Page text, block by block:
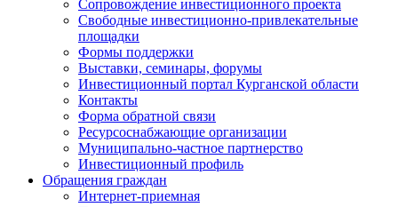
Сопровождение инвестиционного проекта
Свободные инвестиционно-привлекательные
площадки
Формы поддержки
Выставки, семинары, форумы
Инвестиционный портал Курганской области
Контакты
Форма обратной связи
Ресурсоснабжающие организации
Муниципально-частное партнерство
Инвестиционный профиль
Обращения граждан
Интернет-приемная